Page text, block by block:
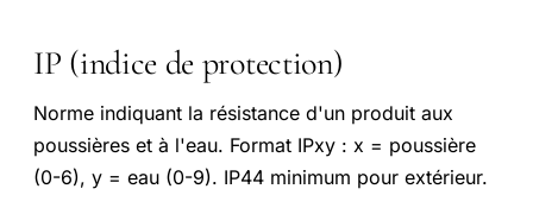
IP (indice de protection)
Norme indiquant la résistance d'un produit aux
poussières et à l'eau. Format IPxy : x = poussière
(0-6), y = eau (0-9). IP44 minimum pour extérieur.